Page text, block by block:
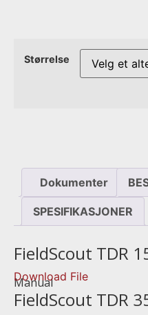
Størrelse
Dokumenter
SPESIFIKASJONER
FieldScout TDR
Manual
Download File
FieldScout TDR